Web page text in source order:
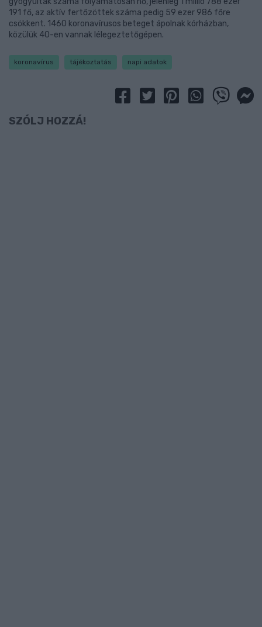
191 fő, az aktív fertőzöttek száma pedig 59 ezer 986 főre
csökkent. 1460 koronavírusos beteget ápolnak kórházban,
közülük 40-en vannak lélegeztetőgépen.
koronavírus tájékoztatás napi adatok
SZÓLJ HOZZÁ!